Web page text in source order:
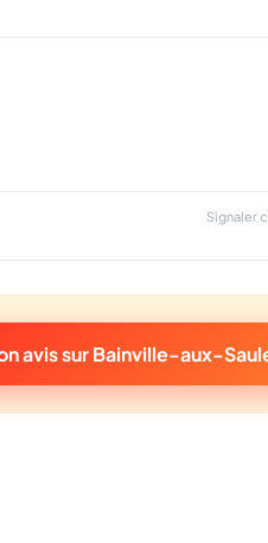
Signaler
avis sur Bainville-aux-